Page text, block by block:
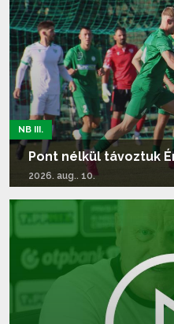
NB III.
Pont nélkül távoztuk
2026. aug.. 10.
Tovább